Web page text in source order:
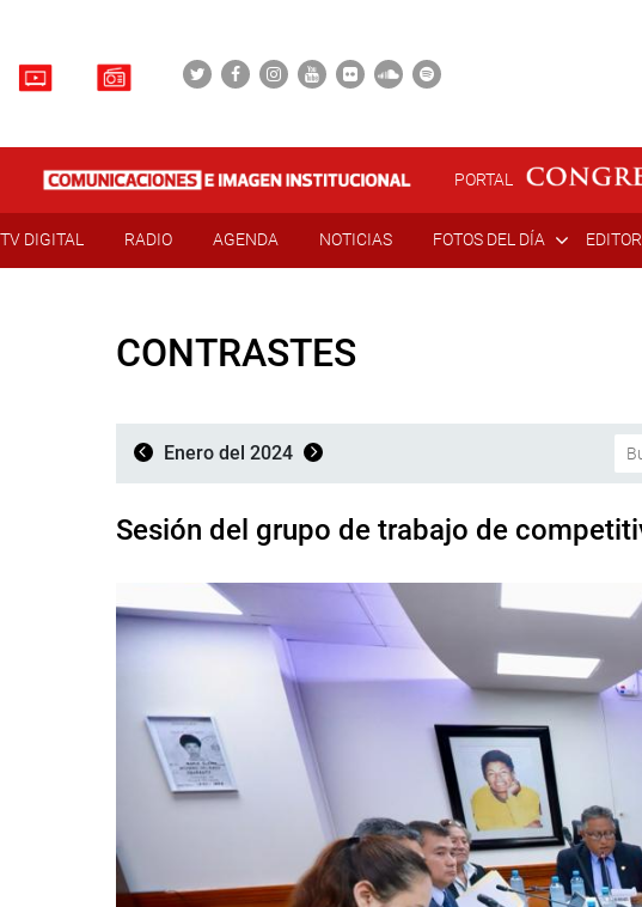
PORTAL
TV DIGITAL RADIO AGENDA NOTICIAS FOTOS DEL DÍA
CONTRASTES
Enero del 2024
Sesión del grupo de trabajo de